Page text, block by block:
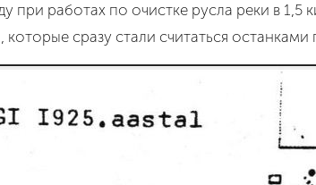
при работах по очистке русла реки в
которые сразу стали считаться